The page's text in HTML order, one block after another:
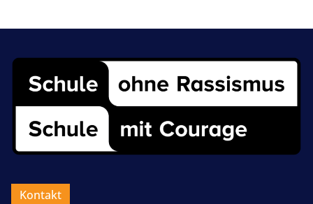
Kontakt